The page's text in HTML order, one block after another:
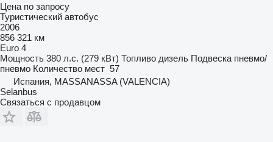
Цена по запросу
Туристический автобус
2006
856 321 км
Euro 4
Мощность 380 л.с. (279 кВт) Топливо дизель Подвеска пневмо/
пневмо Количество мест 57
Испания, MASSANASSA (VALENCIA)
Selanbus
Связаться с продавцом